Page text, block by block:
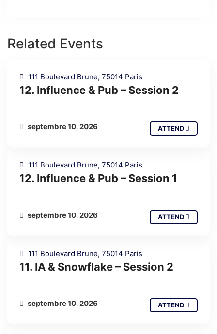
Related Events
111 Boulevard Brune, 75014 Paris
12. Influence & Pub – Session 2
septembre 10, 2026 ATTEND
111 Boulevard Brune, 75014 Paris
12. Influence & Pub – Session 1
septembre 10, 2026 ATTEND
111 Boulevard Brune, 75014 Paris
11. IA & Snowflake – Session 2
septembre 10, 2026 ATTEND